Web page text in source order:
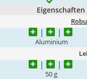
Aluminium
50 g